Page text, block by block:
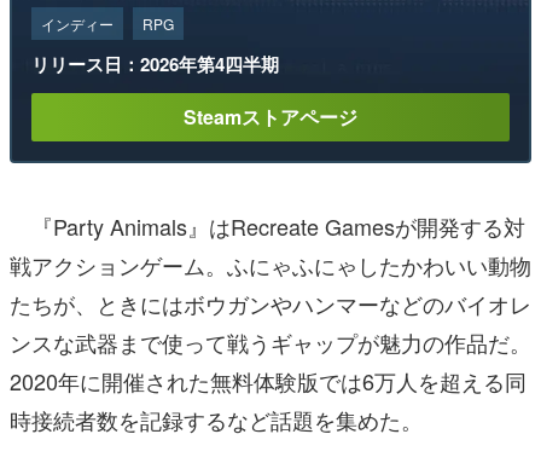
インディー RPG
リリース日：2026年第4四半期
Steamストアページ
『Party Animals』はRecreate Gamesが開発する対
戦アクションゲーム。ふにゃふにゃしたかわいい動物
たちが、ときにはボウガンやハンマーなどのバイオレ
ンスな武器まで使って戦うギャップが魅力の作品だ。
2020年に開催された無料体験版では6万人を超える同
時接続者数を記録するなど話題を集めた。